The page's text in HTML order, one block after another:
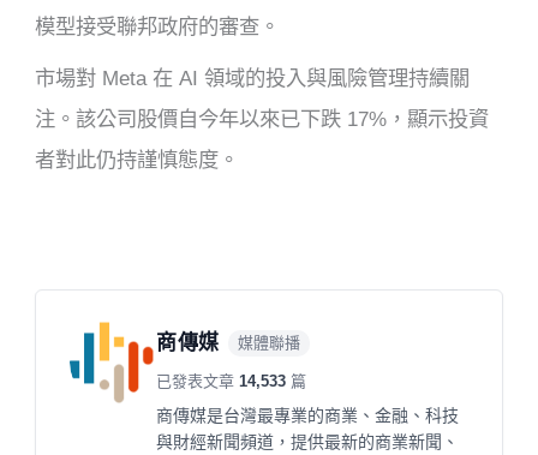
模型接受聯邦政府的審查。
市場對 Meta 在 AI 領域的投入與風險管理持續關
注。該公司股價自今年以來已下跌 17%，顯示投資
者對此仍持謹慎態度。
商傳媒 媒體聯播
已發表文章 14,533 篇
商傳媒是台灣最專業的商業、金融、科技
與財經新聞頻道，提供最新的商業新聞、